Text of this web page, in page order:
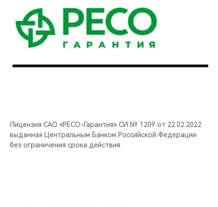
Лицензия САО «РЕСО-Гарантия» СИ № 1209 от 22.02.2022
выданная Центральным Банком Российской Федерации
без ограничения срока действия.